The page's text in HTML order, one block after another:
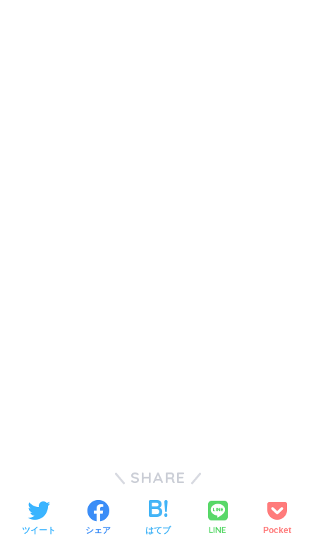
SHARE
ツイート シェア はてブ LINE Pocket